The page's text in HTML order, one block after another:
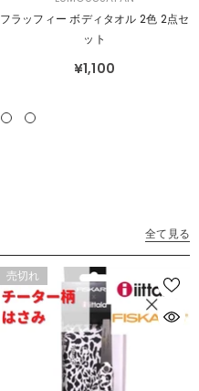
売
フラッフィー ボディタオル 2色 2点セ
ット
¥1,100
全て見る
売切れ